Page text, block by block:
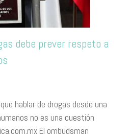
debe prever respeto a
hablar de drogas desde una
no es una cuestión
El ombudsman